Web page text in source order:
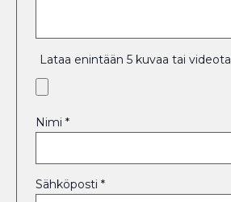
Lataa enintään 5 kuvaa tai videota
Nimi*
Sähköposti*